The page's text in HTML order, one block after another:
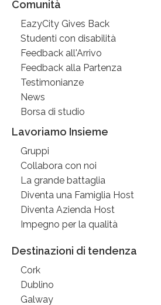
Comunità
EazyCity Gives Back
Studenti con disabilità
Feedback all'Arrivo
Feedback alla Partenza
Testimonianze
News
Borsa di studio
Lavoriamo Insieme
Gruppi
Collabora con noi
La grande battaglia
Diventa una Famiglia Host
Diventa Azienda Host
Impegno per la qualità
Destinazioni di tendenza
Cork
Dublino
Galway